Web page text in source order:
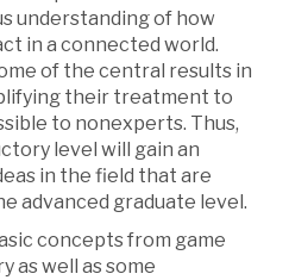
understanding of how
in a connected world.
of the central results in
their treatment to
to nonexperts. Thus,
level will gain an
in the field that are
advanced graduate level.
concepts from game
as well as some